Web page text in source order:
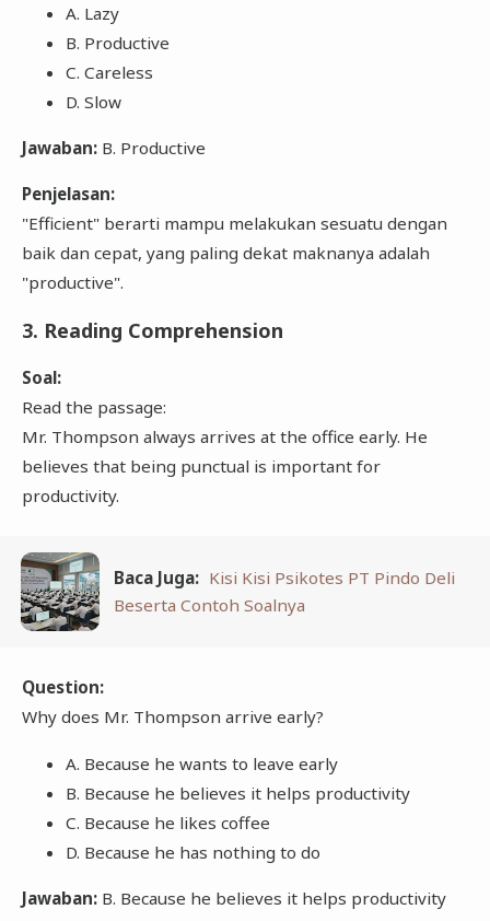
A. Lazy
B. Productive
C. Careless
D. Slow
Jawaban:B. Productive
Penjelasan:
"Efficient" berarti mampu melakukan sesuatu dengan
baik dan cepat, yang paling dekat maknanya adalah
"productive".
3. Reading Comprehension
Soal:
Read the passage:
Mr. Thompson always arrives at the office early. He
believes that being punctual is important for
productivity.
Baca Juga: Kisi Kisi Psikotes PT Pindo Deli
Beserta Contoh Soalnya
Question:
Why does Mr. Thompson arrive early?
A. Because he wants to leave early
B. Because he believes it helps productivity
C. Because he likes coffee
D. Because he has nothing to do
Jawaban:B. Because he believes it helps productivity